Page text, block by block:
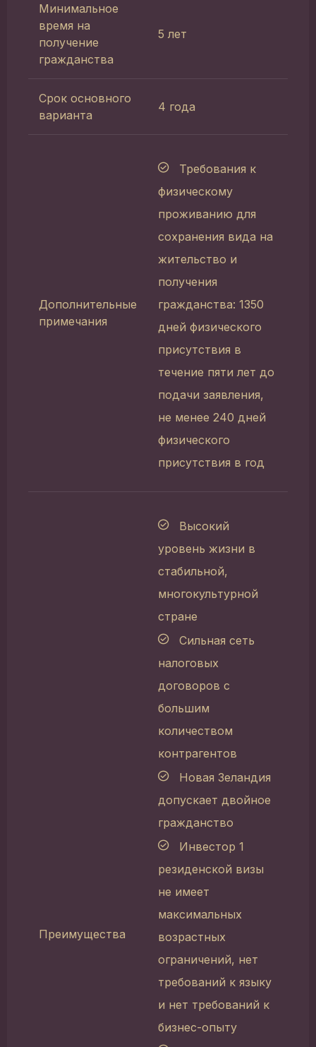
Минимальное
время на
получение
гражданства
5 лет
Срок основного
варианта
4 года
Дополнительные
примечания
Требования к
физическому
проживанию для
сохранения вида на
жительство и
получения
гражданства: 1350
дней физического
присутствия в
течение пяти лет до
подачи заявления,
не менее 240 дней
физического
присутствия в год
Преимущества
Высокий
уровень жизни в
стабильной,
многокультурной
стране
Сильная сеть
налоговых
договоров с
большим
количеством
контрагентов
Новая Зеландия
допускает двойное
гражданство
Инвестор 1
резиденской визы
не имеет
максимальных
возрастных
ограничений, нет
требований к языку
и нет требований к
бизнес-опыту